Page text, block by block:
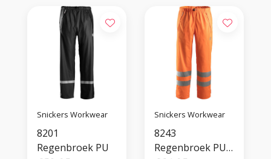
Snickers Workwear
8201
Regenbroek PU
Snickers Workwear
8243
Regenbroek PU